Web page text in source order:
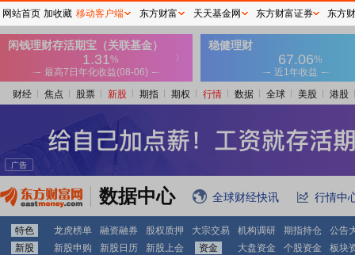
财经 焦点 股票 新股 期指 期权 行情 数据 全球 美股 港股
数据中心 全球财经快讯 行情中
特色 龙虎榜单 融资融券 股权质押 大宗交易 机构调研 期指持仓
公告
新股
新股申购 新股日历 新股上会 资金 大盘资金 个股资金 板块
网站首页 加收藏 移动客户端 东方财富 天天基金网 东方财富证券 东方